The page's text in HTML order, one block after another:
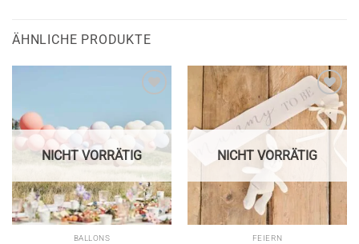
ÄHNLICHE PRODUKTE
NICHT VORRÄTIG
BALLONS
NICHT VORRÄTIG
FEIERN